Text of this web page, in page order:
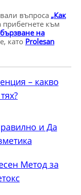
въпроса „Как
към
на
като Prolesan
– какво
и Да
Метод за